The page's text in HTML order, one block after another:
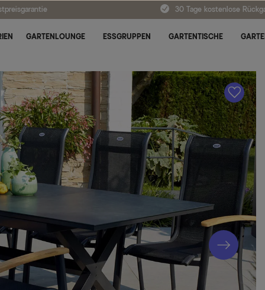
30 Tage kostenlose
GARTENLOUNGE ESSGRUPPEN GARTENTISCHE
A